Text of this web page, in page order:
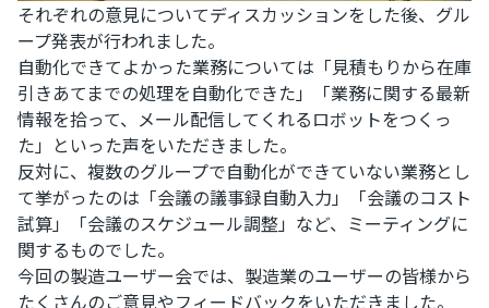
それぞれの意見についてディスカッションをした後、グル
ープ発表が行われました。
自動化できてよかった業務については「見積もりから在庫
引きあてまでの処理を自動化できた」「業務に関する最新
情報を拾って、メール配信してくれるロボットをつくっ
た」といった声をいただきました。
反対に、複数のグループで自動化ができていない業務とし
て挙がったのは「会議の議事録自動入力」「会議のコスト
試算」「会議のスケジュール調整」など、ミーティングに
関するものでした。
今回の製造ユーザー会では、製造業のユーザーの皆様から
たくさんのご意見やフィードバックをいただきました。